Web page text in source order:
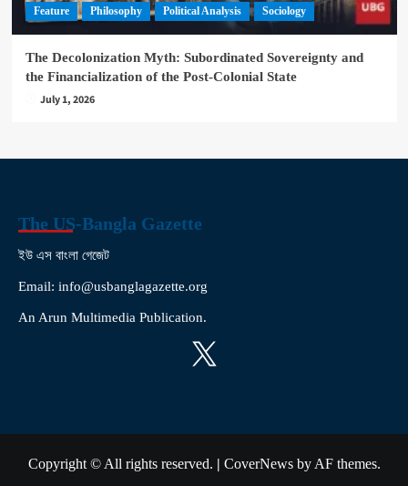
Feature Philosophy Political Analysis Sociology
The Decolonization Myth: Subordinated Sovereignty and
the Financialization of the Post-Colonial State
July 1, 2026
The US-Bangla Gazette
ইউ এস বাংলা গেজেট
Email: info@usbanglagazette.org
An Arun Multimedia Publication.
X
Copyright © All rights reserved. | CoverNewsby AF themes.